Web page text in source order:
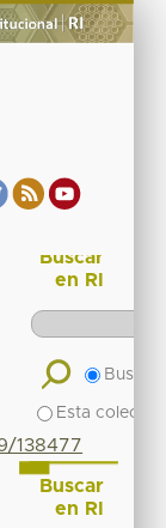
138477
Buscar
en RI
Buscar
Esta
Buscar
en RI